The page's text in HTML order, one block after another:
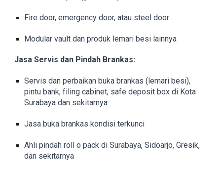
Fire door, emergency door, atau steel door
Modular vault dan produk lemari besi lainnya
Jasa Servis dan Pindah Brankas:
Servis dan perbaikan buka brankas (lemari besi),
pintu bank, filing cabinet, safe deposit box di Kota
Surabaya dan sekitarnya
Jasa buka brankas kondisi terkunci
Ahli pindah roll o pack di Surabaya, Sidoarjo, Gresik,
dan sekitarnya